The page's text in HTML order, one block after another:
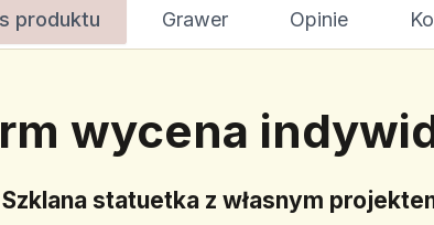
produktu Grawer Opinie
wycena
Szklana statuetka z własnym